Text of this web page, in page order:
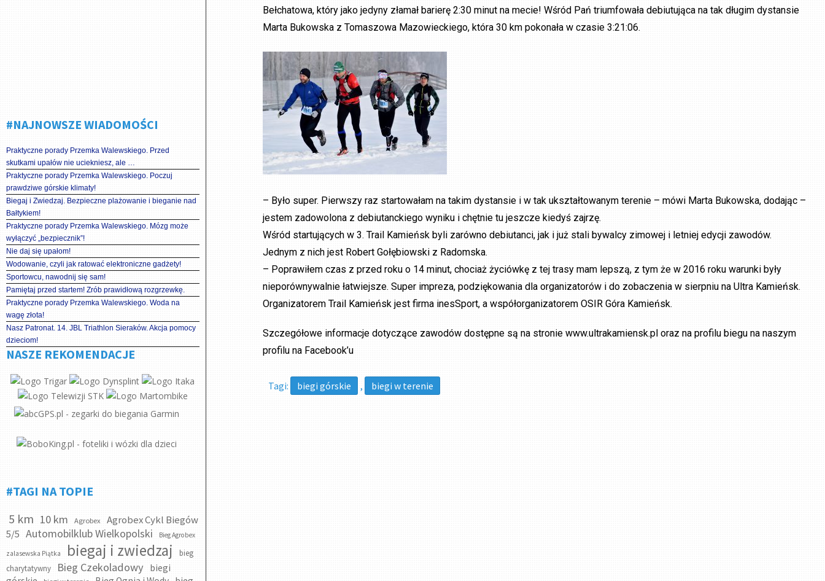
#NAJNOWSZE WIADOMOŚCI
Praktyczne porady Przemka Walewskiego. Przed
skutkami upałów nie uciekniesz, ale …
Praktyczne porady Przemka Walewskiego. Poczuj
prawdziwe górskie klimaty!
Biegaj i Zwiedzaj. Bezpieczne plażowanie i bieganie nad
Bałtykiem!
Praktyczne porady Przemka Walewskiego. Mózg może
wyłączyć „bezpiecznik”!
Nie daj się upałom!
Wodowanie, czyli jak ratować elektroniczne gadżety!
Sportowcu, nawodnij się sam!
Pamiętaj przed startem! Zrób prawidłową rozgrzewkę.
Praktyczne porady Przemka Walewskiego. Woda na
wagę złota!
Nasz Patronat. 14. JBL Triathlon Sieraków. Akcja pomocy
dzieciom!
NASZE REKOMENDACJE
#TAGI NA TOPIE
5 km 10 km Agrobex
Agrobex Cykl Biegów
5/5 Automobilklub Wielkopolski Bieg Agrobex
zalasewska Piątka biegaj i zwiedzaj
bieg
charytatywny
Bieg Czekoladowy
biegi
Bełchatowa, który jako jedyny złamał barierę 2:30 minut na mecie! Wśród Pań triumfowała debiutująca na tak długim dystansie
Marta Bukowska z Tomaszowa Mazowieckiego, która 30 km pokonała w czasie 3:21:06.
– Było super. Pierwszy raz startowałam na takim dystansie i w tak ukształtowanym terenie – mówi Marta Bukowska, dodając –
jestem zadowolona z debiutanckiego wyniku i chętnie tu jeszcze kiedyś zajrzę.
Wśród startujących w 3. Trail Kamieńsk byli zarówno debiutanci, jak i już stali bywalcy zimowej i letniej edycji zawodów.
Jednym z nich jest Robert Gołębiowski z Radomska.
– Poprawiłem czas z przed roku o 14 minut, chociaż życiówkę z tej trasy mam lepszą, z tym że w 2016 roku warunki były
nieporównywalnie łatwiejsze. Super impreza, podziękowania dla organizatorów i do zobaczenia w sierpniu na Ultra Kamieńsk.
Organizatorem Trail Kamieńsk jest firma inesSport, a współorganizatorem OSIR Góra Kamieńsk.
Szczegółowe informacje dotyczące zawodów dostępne są na stronie www.ultrakamiensk.pl oraz na profilu biegu na naszym
profilu na Facebook’u
Tagi: biegi górskie , biegi w terenie